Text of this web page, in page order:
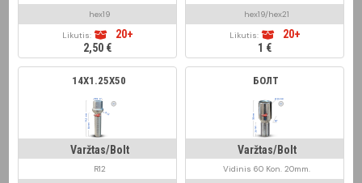
hex19
Likutis:
20+
2,50 €
hex19/hex21
Likutis:
20+
1 €
14X1.25X50
Varžtas/Bolt
R12
БОЛТ
Varžtas/Bolt
Vidinis 60 Kon. 20mm.